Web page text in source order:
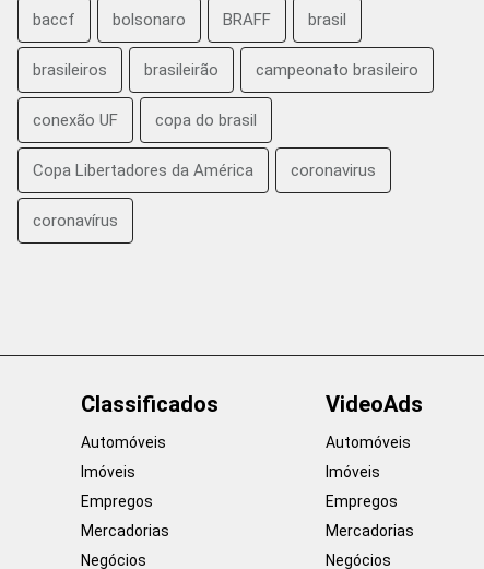
baccf bolsonaro BRAFF brasil
brasileiros brasileirão campeonato brasileiro
conexão UF copa do brasil
Copa Libertadores da América coronavirus
coronavírus
Classificados
Automóveis
Imóveis
Empregos
Mercadorias
Negócios
VideoAds
Automóveis
Imóveis
Empregos
Mercadorias
Negócios